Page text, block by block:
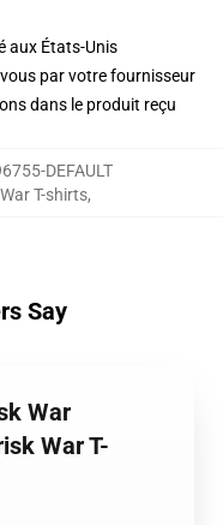
aux États-Unis
par votre fournisseur
dans le produit reçu
DEFAULT
T-shirts,
Say
War
War T-